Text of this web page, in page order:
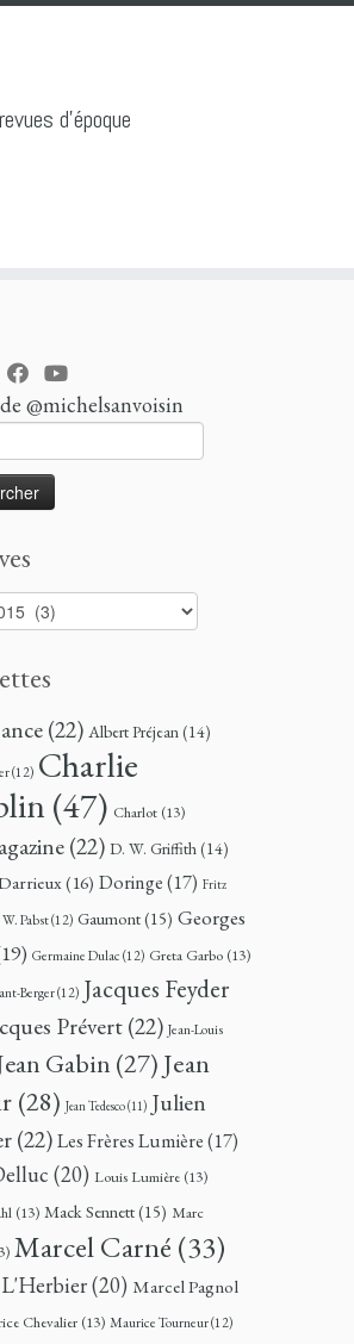
d'époque
@michelsanvoisin
(22) Albert Préjean(14)
(12) Charlie
(47) Charlot (13)
(22) D. W. Griffith(14)
(16) Doringe(17) Fritz
Pabst(12) Gaumont(15) Georges
Germaine Dulac (12) Greta Garbo (13)
Berger(12) Jacques Feyder
Prévert(22) Jean-Louis
Gabin (27) Jean
(28) Jean Tedesco(11) Julien
(22)Les Frères Lumière(17)
(20) Louis Lumière (13)
(13) Mack Sennett(15) Marc
Marcel Carné (33)
(20) Marcel Pagnol
Chevalier (13) Maurice Tourneur(12)